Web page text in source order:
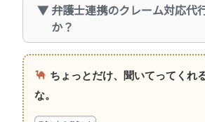
弁護士連携のクレーム対応代
か？
ちょっとだけ、聞いてってくれ
な。